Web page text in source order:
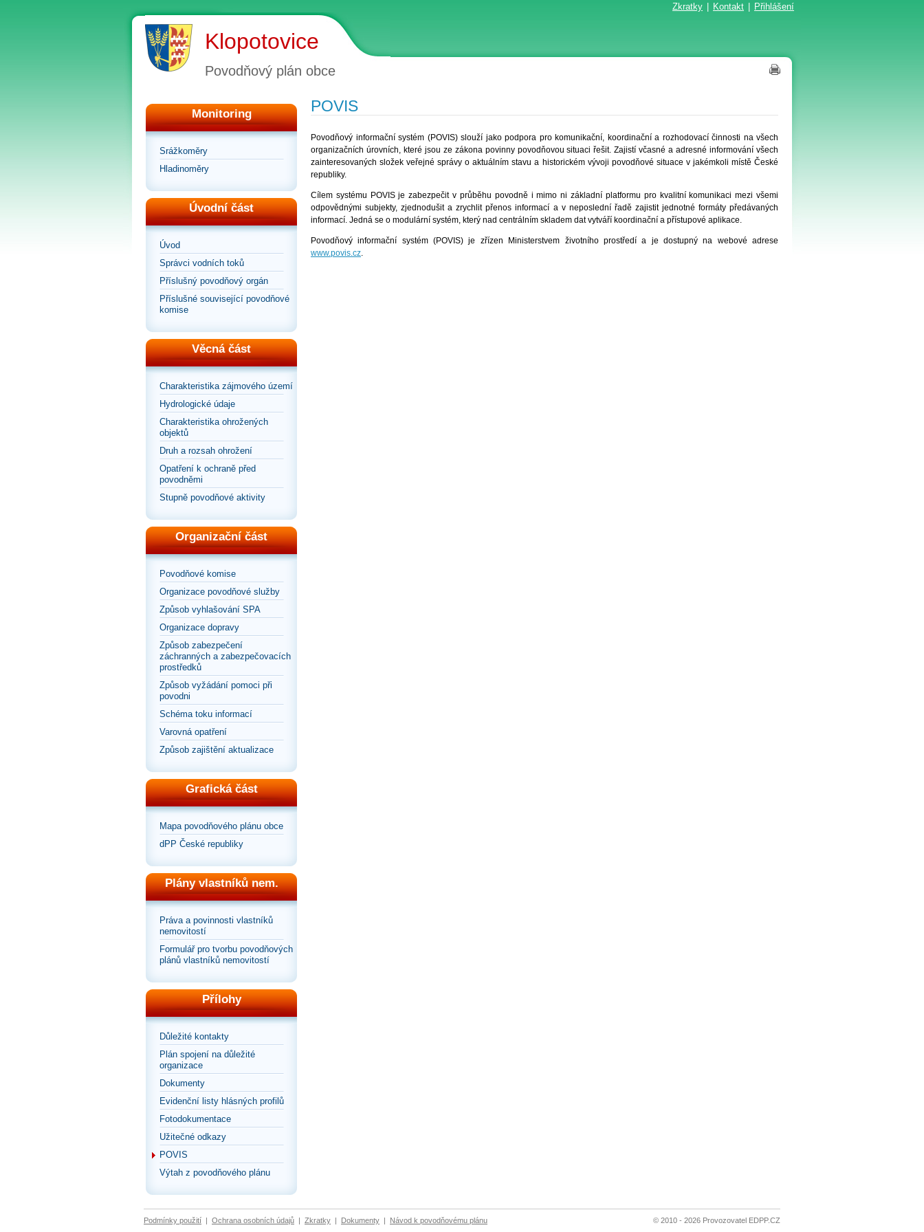
Zkratky Kontakt Přihlášení
Klopotovice
Povodňový plán obce
Monitoring
Srážkoměry
Hladinoměry
Úvodní část
Úvod
Správci vodních toků
Příslušný povodňový orgán
Příslušné související povodňové
komise
Věcná část
Charakteristika zájmového území
Hydrologické údaje
Charakteristika ohrožených
objektů
Druh a rozsah ohrožení
Opatření k ochraně před
povodněmi
Stupně povodňové aktivity
Organizační část
Povodňové komise
Organizace povodňové služby
Způsob vyhlašování SPA
Organizace dopravy
Způsob zabezpečení
záchranných a zabezpečovacích
prostředků
Způsob vyžádání pomoci při
povodni
Schéma toku informací
Varovná opatření
Způsob zajištění aktualizace
Grafická část
Mapa povodňového plánu obce
dPP České republiky
Plány vlastníků nem.
Práva a povinnosti vlastníků
nemovitostí
Formulář pro tvorbu povodňových
plánů vlastníků nemovitostí
Přílohy
Důležité kontakty
Plán spojení na důležité
organizace
Dokumenty
Evidenční listy hlásných profilů
Fotodokumentace
Užitečné odkazy
POVIS
Výtah z povodňového plánu
POVIS
Povodňový informační systém (POVIS) slouží jako podpora pro komunikační, koordinační a rozhodovací činnosti na všech
organizačních úrovních, které jsou ze zákona povinny povodňovou situaci řešit. Zajistí včasné a adresné informování všech
zainteresovaných složek veřejné správy o aktuálním stavu a historickém vývoji povodňové situace v jakémkoli místě České
republiky.
Cílem systému POVIS je zabezpečit v průběhu povodně i mimo ni základní platformu pro kvalitní komunikaci mezi všemi
odpovědnými subjekty, zjednodušit a zrychlit přenos informací a v neposlední řadě zajistit jednotné formáty předávaných
informací. Jedná se o modulární systém, který nad centrálním skladem dat vytváří koordinační a přístupové aplikace.
Povodňový informační systém (POVIS) je zřízen Ministerstvem životního prostředí a je dostupný na webové adrese
www.povis.cz.
Podmínky použití | Ochrana osobních údajů | Zkratky | Dokumenty | Návod k povodňovému plánu © 2010 - 2026 Provozovatel EDPP.CZ